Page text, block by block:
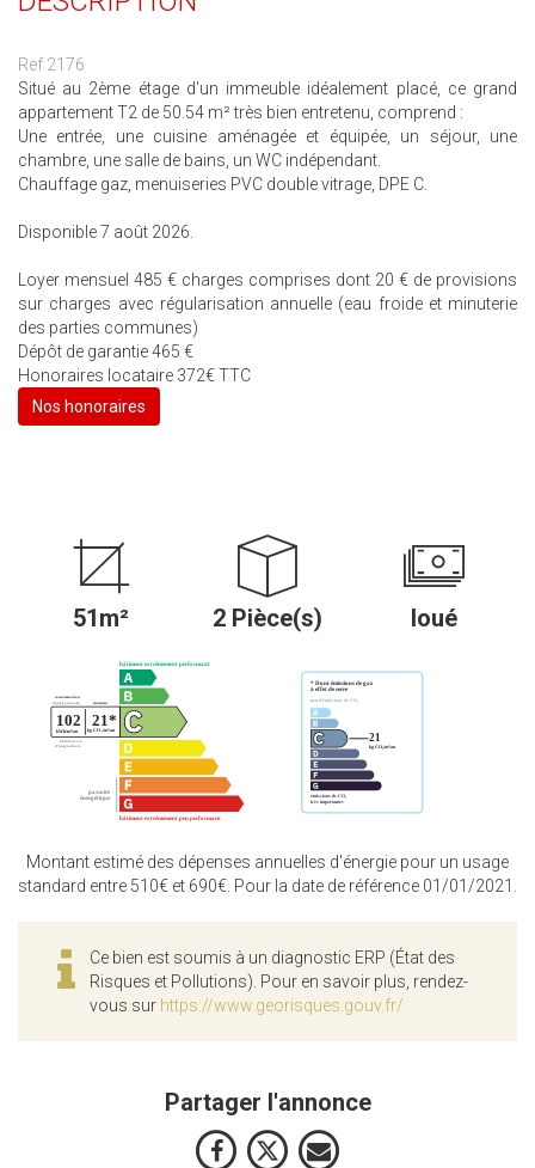
Ref 2176
Situé au 2ème étage d'un immeuble idéalement placé, ce grand
appartement T2 de 50.54 m² très bien entretenu, comprend :
Une entrée, une cuisine aménagée et équipée, un séjour, une
chambre, une salle de bains, un WC indépendant.
Chauffage gaz, menuiseries PVC double vitrage, DPE C.
Disponible 7 août 2026.
Loyer mensuel 485 € charges comprises dont 20 € de provisions
sur charges avec régularisation annuelle (eau froide et minuterie
des parties communes)
Dépôt de garantie 465 €
Honoraires locataire 372€ TTC
Nos honoraires
51m² 2 Pièce(s) loué
Montant estimé des dépenses annuelles d'énergie pour un usage
standard entre 510€ et 690€. Pour la date de référence 01/01/2021.
Ce bien est soumis à un diagnostic ERP (État des
Risques et Pollutions). Pour en savoir plus, rendez-
vous sur https://www.georisques.gouv.fr/
Partager l'annonce